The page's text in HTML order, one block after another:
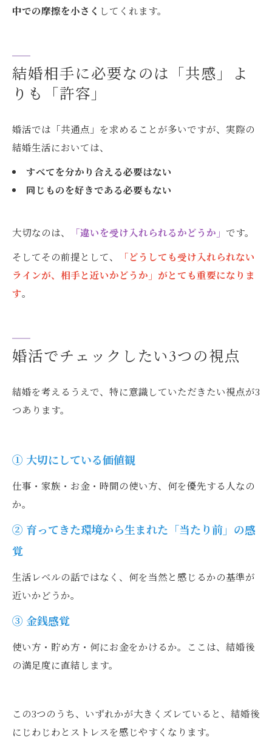
中での摩擦を小さく してくれます。
結婚相手に必要なのは「共感」よ
りも「許容」
婚活では「共通点」を求めることが多いですが、実際の
結婚生活においては、
すべてを分かり合える必要はない
同じものを好きである必要もない
大切なのは、 「違いを受け入れられるかどうか」 です。
そしてその前提として、
「どうしても受け入れられない
ラインが、相手と近いかどうか」がとても重要になりま
す。
婚活でチェックしたい3つの視点
結婚を考えるうえで、特に意識していただきたい視点が3
つあります。
① 大切にしている価値観
仕事・家族・お金・時間の使い方、何を優先する人なの
か。
② 育ってきた環境から生まれた「当たり前」の感
覚
生活レベルの話ではなく、何を当然と感じるかの基準が
近いかどうか。
③ 金銭感覚
使い方・貯め方・何にお金をかけるか。ここは、結婚後
の満足度に直結します。
この3つのうち、いずれかが大きくズレていると、結婚後
にじわじわとストレスを感じやすくなります。